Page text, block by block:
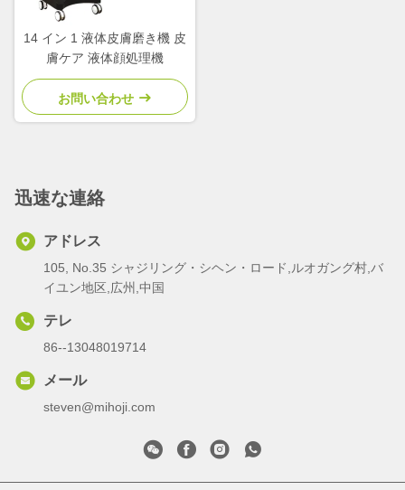
14 イン 1 液体皮膚磨き機 皮
膚ケア 液体顔処理機
お問い合わせ
迅速な連絡
アドレス
105, No.35 シャジリング・シヘン・ロード,ルオガング村,バ
イユン地区,広州,中国
テレ
86--13048019714
メール
steven@mihoji.com